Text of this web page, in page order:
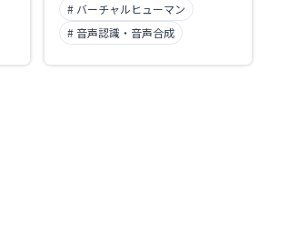
# バーチャルヒューマン
# 音声認識・音声合成